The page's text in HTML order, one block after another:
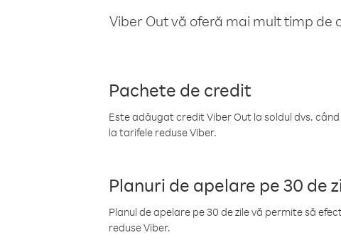
Viber Out vă oferă mai mult timp de
Pachete de credit
Este adăugat credit Viber Out la soldul dvs.
la tarifele reduse Viber.
Planuri de apelare pe 30 de
Planul de apelare pe 30 de zile vă permite să
reduse Viber.